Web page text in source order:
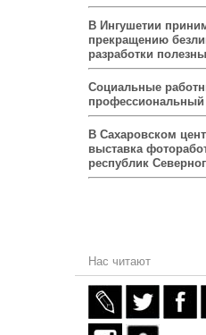
В Ингушетии
прекращению
разработки
Социальные
профессиональный
В Сахаровском
выставка
республик
Нас читают